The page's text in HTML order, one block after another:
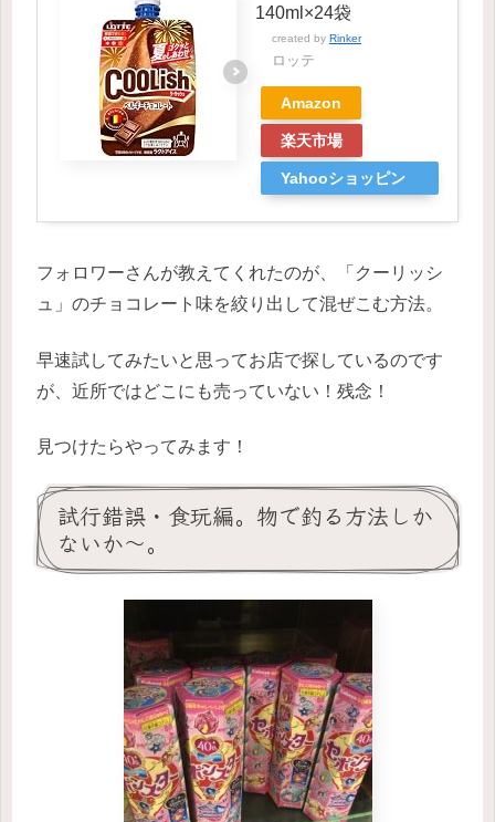
140ml×24袋
created by Rinker
ロッテ
Amazon
楽天市場
Yahooショッピン
フォロワーさんが教えてくれたのが、「クーリッシ
ュ」のチョコレート味を絞り出して混ぜこむ方法。
早速試してみたいと思ってお店で探しているのです
が、近所ではどこにも売っていない！残念！
見つけたらやってみます！
試行錯誤・食玩編。物で釣る方法しか
ないか〜。